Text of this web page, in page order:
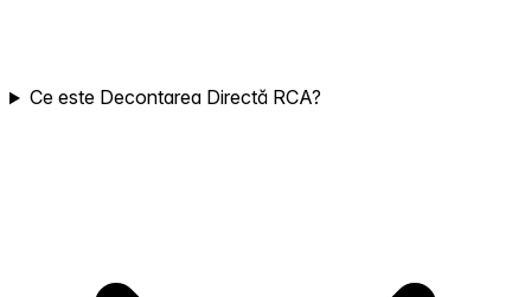
Ce este Decontarea Directă RCA?